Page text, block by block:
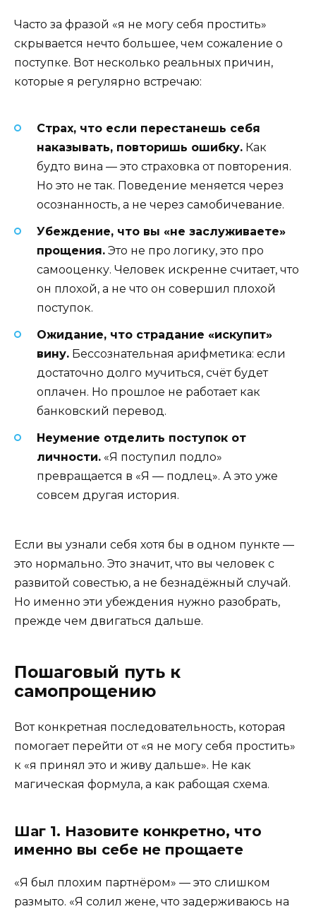
Часто за фразой «я не могу себя простить»
скрывается нечто большее, чем сожаление о
поступке. Вот несколько реальных причин,
которые я регулярно встречаю:
Страх, что если перестанешь себя
наказывать, повторишь ошибку. Как
будто вина — это страховка от повторения.
Но это не так. Поведение меняется через
осознанность, а не через самобичевание.
Убеждение, что вы «не заслуживаете»
прощения. Это не про логику, это про
самооценку. Человек искренне считает, что
он плохой, а не что он совершил плохой
поступок.
Ожидание, что страдание «искупит»
вину. Бессознательная арифметика: если
достаточно долго мучиться, счёт будет
оплачен. Но прошлое не работает как
банковский перевод.
Неумение отделить поступок от
личности. «Я поступил подло»
превращается в «Я — подлец». А это уже
совсем другая история.
Если вы узнали себя хотя бы в одном пункте —
это нормально. Это значит, что вы человек с
развитой совестью, а не безнадёжный случай.
Но именно эти убеждения нужно разобрать,
прежде чем двигаться дальше.
Пошаговый путь к
самопрощению
Вот конкретная последовательность, которая
помогает перейти от «я не могу себя простить»
к «я принял это и живу дальше». Не как
магическая формула, а как рабощая схема.
Шаг 1. Назовите конкретно, что
именно вы себе не прощаете
«Я был плохим партнёром» — это слишком
размыто. «Я солил жене, что задерживаюсь на